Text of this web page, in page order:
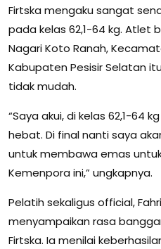
Firtska mengaku sangat
pada kelas 62,1-64 kg. Atlet
Nagari Koto Ranah,
Kabupaten Pesisir Selatan
tidak mudah.
“Saya akui, di kelas 62,1-64
hebat. Di final nanti saya
untuk membawa emas
Kemenpora ini,” ungkapnya.
Pelatih sekaligus official,
menyampaikan rasa
Firtska. Ia menilai